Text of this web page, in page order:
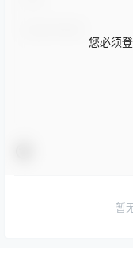
您必须
暂